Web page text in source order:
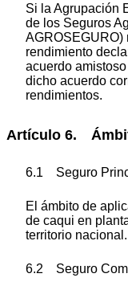
Si la Agrupación
de los Seguros
AGROSEGURO)
rendimiento
acuerdo
dicho acuerdo
rendimientos.
Artículo 6.
6.1 Seguro
El ámbito de
de caqui en
territorio nacional.
6.2 Seguro